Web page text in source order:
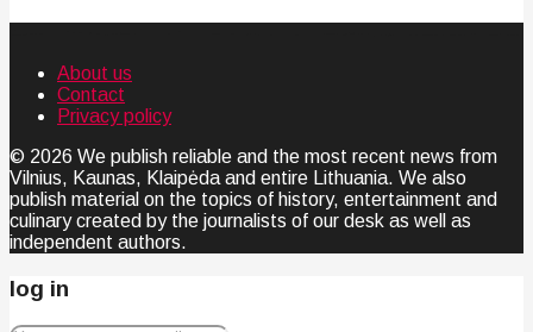
About us
Contact
Privacy policy
© 2026 We publish reliable and the most recent news from
Vilnius, Kaunas, Klaipėda and entire Lithuania. We also
publish material on the topics of history, entertainment and
culinary created by the journalists of our desk as well as
independent authors.
log in